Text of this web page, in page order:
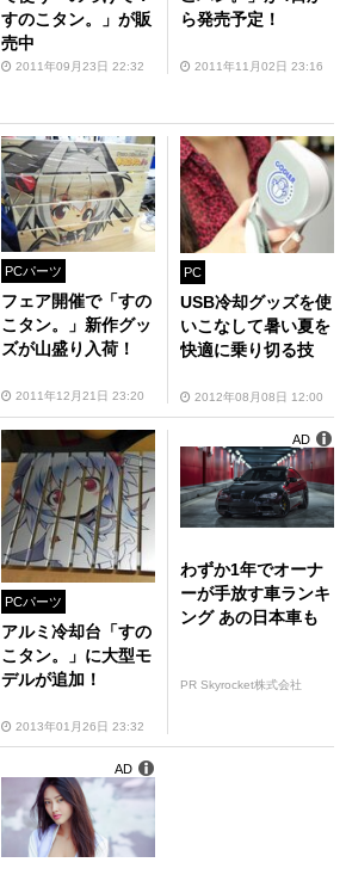
すのこタン。」が販
売中
2011年09月23日 22:32
ら発売予定！
2011年11月02日 23:16
PCパーツ
フェア開催で「すの
こタン。」新作グッ
ズが山盛り入荷！
2011年12月21日 23:20
PC
USB冷却グッズを使
いこなして暑い夏を
快適に乗り切る技
2012年08月08日 12:00
PCパーツ
アルミ冷却台「すの
こタン。」に大型モ
デルが追加！
2013年01月26日 23:32
わずか1年でオーナ
ーが手放す車ランキ
ング あの日本車も
PR Skyrocket株式会社
AD
AD